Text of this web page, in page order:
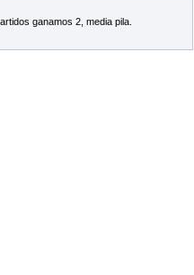
ganamos 2, media pila.